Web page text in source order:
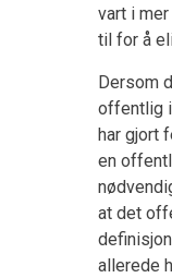
vart i
til for å
Dersom
offentlig
har gjort
en
at det
allerede